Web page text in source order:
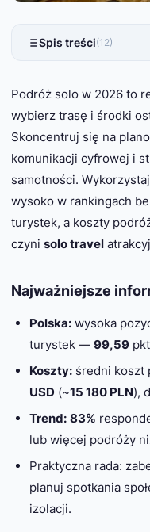
Spis treści(12)
Podróż solo w 2026 to
wybierz trasę i środki
Skoncentruj się na
komunikacji cyfrowej i
samotności.
wysoko w rankingach
turystek, a koszty
czyni solo travel
Najważniejsze
Polska:wysoka
turystek — 99,59
Koszty:średni koszt
USD(~15 180 PLN),
Trend: 83%
lub więcej podróży
Praktyczna rada:
planuj spotkania
izolacji.